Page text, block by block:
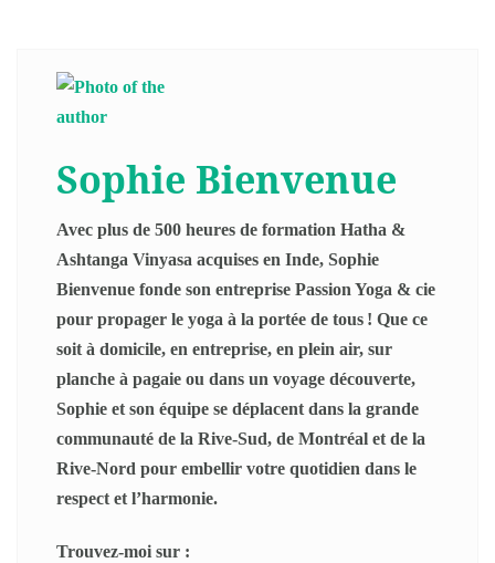
Sophie Bienvenue
Avec plus de 500 heures de formation Hatha &
Ashtanga Vinyasa acquises en Inde, Sophie
Bienvenue fonde son entreprise Passion Yoga & cie
pour propager le yoga à la portée de tous ! Que ce
soit à domicile, en entreprise, en plein air, sur
planche à pagaie ou dans un voyage découverte,
Sophie et son équipe se déplacent dans la grande
communauté de la Rive-Sud, de Montréal et de la
Rive-Nord pour embellir votre quotidien dans le
respect et l’harmonie.
Trouvez-moi sur :